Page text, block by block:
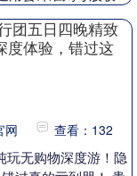
团五日四晚精致
度体验，错过这
网 查看：132
玩无购物深度游！隐